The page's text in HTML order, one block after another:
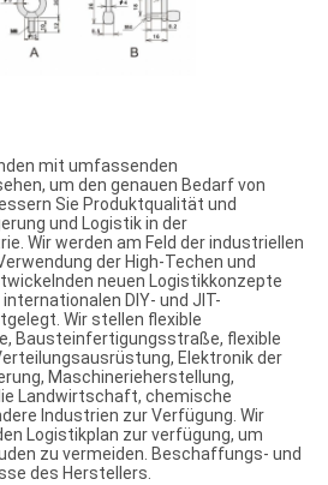
mit umfassenden
um den genauen Bedarf von
Sie Produktqualität und
und Logistik in der
Wir werden am Feld der industriellen
der High-Techen und
neuen Logistikkonzepte
DIY- und JIT-
Wir stellen flexible
Bausteinfertigungsstraße, flexible
Elektronik der
Maschinerieherstellung,
Landwirtschaft, chemische
Industrien zur Verfügung. Wir
Logistikplan zur verfügung, um
zu vermeiden. Beschaffungs- und
des Herstellers.